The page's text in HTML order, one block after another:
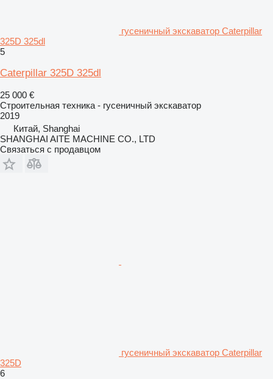
гусеничный экскаватор Caterpillar
325D 325dl
5
Caterpillar 325D 325dl
25 000 €
Строительная техника - гусеничный экскаватор
2019
Китай, Shanghai
SHANGHAI AITE MACHINE CO., LTD
Связаться с продавцом
гусеничный экскаватор Caterpillar
325D
6